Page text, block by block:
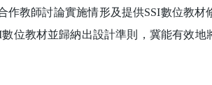
教師討論實施情形及提供SSI數位教材
位教材並歸納出設計準則，冀能有效地